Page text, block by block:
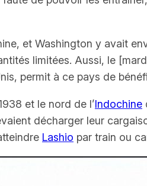
et Washington y avait
limitées. Aussi, le
permit à ce pays de
et le nord de l’Indochine
décharger leur
Lashio par train ou